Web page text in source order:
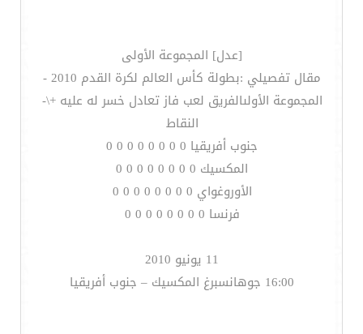
[عدل] المجموعة الأولى
مقال تفصيلي :بطولة كأس العالم لكرة القدم 2010 -
المجموعة الأولىالفريق لعب فاز تعادل خسر له عليه +\-
النقاط
جنوب أفريقيا 0 0 0 0 0 0 0 0
المكسيك 0 0 0 0 0 0 0 0
الأوروغواي 0 0 0 0 0 0 0 0
فرنسا 0 0 0 0 0 0 0 0
11 يونيو 2010
16:00 جوهانسبرغ المكسيك – جنوب أفريقيا